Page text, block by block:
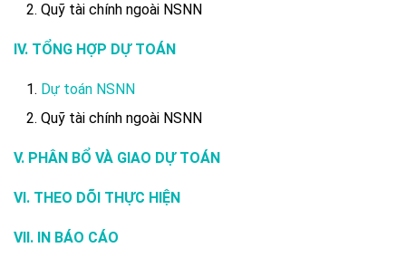
Quỹ tài chính ngoài NSNN
IV. TỔNG HỢP DỰ TOÁN
Dự toán NSNN
Quỹ tài chính ngoài NSNN
V. PHÂN BỔ VÀ GIAO DỰ TOÁN
VI. THEO DÕI THỰC HIỆN
VII. IN BÁO CÁO